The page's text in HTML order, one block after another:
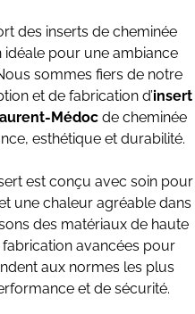
des inserts de cheminée
idéale pour une ambiance
sommes fiers de notre
et de fabrication d’insert
Médocde cheminée
esthétique et durabilité.
est conçu avec soin pour
une chaleur agréable dans
des matériaux de haute
avancées pour
aux normes les plus
et de sécurité.